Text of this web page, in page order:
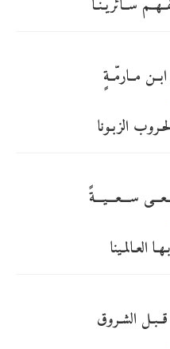
ســائريـنـا
مــارمّــةٍ
الزبـونا
ســـعـــيـــةً
الشـروق